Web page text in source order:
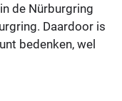
de Nürburgring
Daardoor is
bedenken, wel